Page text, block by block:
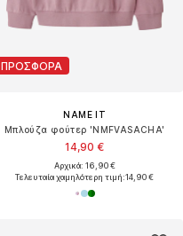
ΠΡΟΣΦΟΡΑ
NAME IT
Μπλούζα φούτερ 'NMFVASACHA'
14,90 €
Αρχικά: 16,90 €
Τελευταία χαμηλότερη τιμή:14,90 €